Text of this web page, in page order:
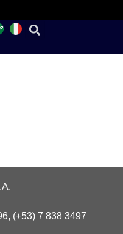
(+53) 7 838 3497